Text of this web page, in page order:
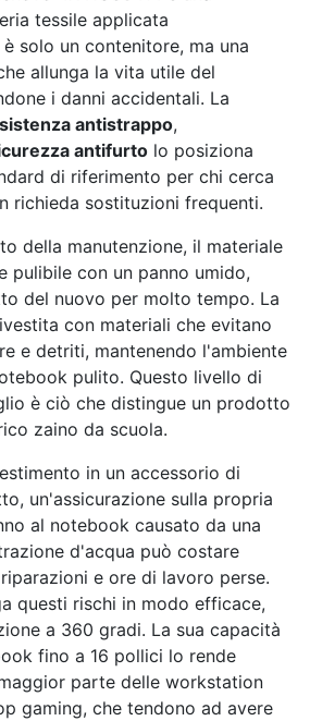
tessile applicata
solo un contenitore, ma una
allunga la vita utile del
i danni accidentali. La
antistrappo,
antifurto lo posiziona
di riferimento per chi cerca
richieda sostituzioni frequenti.
della manutenzione, il materiale
pulibile con un panno umido,
del nuovo per molto tempo. La
con materiali che evitano
e detriti, mantenendo l'ambiente
pulito. Questo livello di
è ciò che distingue un prodotto
zaino da scuola.
in un accessorio di
un'assicurazione sulla propria
al notebook causato da una
d'acqua può costare
e ore di lavoro perse.
questi rischi in modo efficace,
a 360 gradi. La sua capacità
fino a 16 pollici lo rende
parte delle workstation
gaming, che tendono ad avere